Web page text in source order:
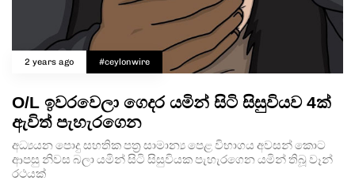
2 years ago #ceylonwire
O/L ඉවරවෙලා ගෙදර යමින් සිටි සිසුවියව 4ක්
ඇවිත් පැහැරගෙන
අධ්‍යයන පොදු සහතික පත්‍ර සාමාන්‍ය පෙළ විභාගය අවසන් කොට
ආපසු නිවස බලා යමින් සිටි සිසුවියක පැහැරගෙන යමින් තිබූ වෑන්
රථයක්